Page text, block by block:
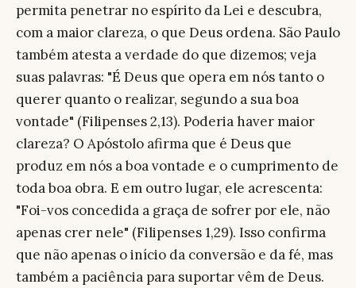
permita penetrar no espírito da Lei e descubra,
com a maior clareza, o que Deus ordena. São Paulo
também atesta a verdade do que dizemos; veja
suas palavras: "É Deus que opera em nós tanto o
querer quanto o realizar, segundo a sua boa
vontade" (Filipenses 2,13). Poderia haver maior
clareza? O Apóstolo afirma que é Deus que
produz em nós a boa vontade e o cumprimento de
toda boa obra. E em outro lugar, ele acrescenta:
"Foi-vos concedida a graça de sofrer por ele, não
apenas crer nele" (Filipenses 1,29). Isso confirma
que não apenas o início da conversão e da fé, mas
também a paciência para suportar vêm de Deus.